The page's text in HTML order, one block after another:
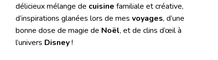
délicieux mélange de cuisine familiale et créative,
d’inspirations glanées lors de mes voyages, d’une
bonne dose de magie de Noël, et de clins d’œil à
l’univers Disney!